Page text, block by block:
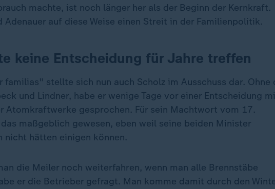
machte, ist noch länger her als der Beginn der Kernkraft.
Adenauer auf diese Weise einen Streit in der Familienpolitik.
keine Entscheidung für Jahre treffen
familias" stellte sich nun auch Scholz im Ausschuss dar. Ohne
und Lindner, habe er wenige Tage vor einer Entscheidung
Atomkraftwerke gesprochen. Für sein Machtwort vom 17.
maßgeblich gewesen, eben weil seine beiden Minister
nicht hätten einigen können.
die Meiler noch weiterfahren, wenn man alle Brennstäbe
er die Betrieber gefragt. Man komme damit durch den